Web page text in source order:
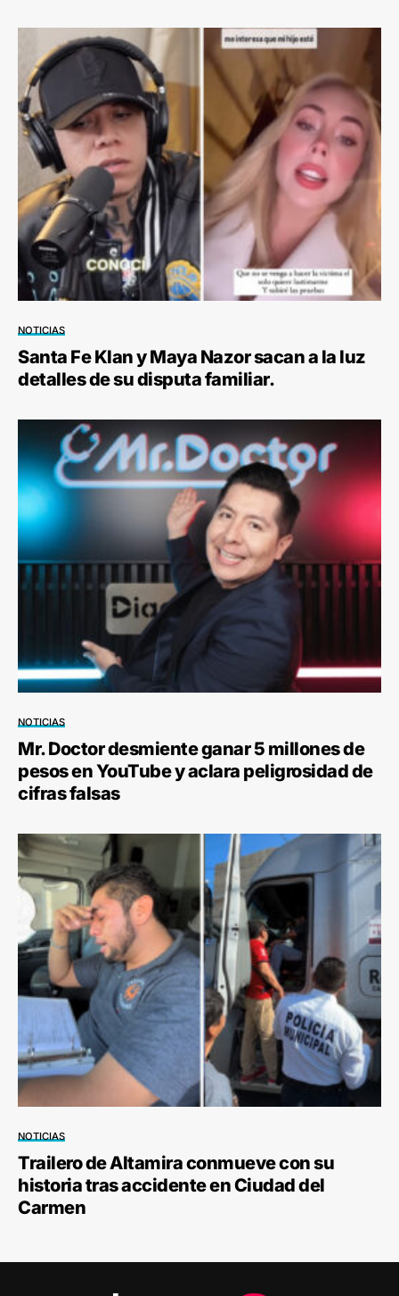
NOTICIAS
Santa Fe Klan y Maya Nazor sacan a la luz
detalles de su disputa familiar.
NOTICIAS
Mr. Doctor desmiente ganar 5 millones de
pesos en YouTube y aclara peligrosidad de
cifras falsas
NOTICIAS
Trailero de Altamira conmueve con su
historia tras accidente en Ciudad del
Carmen